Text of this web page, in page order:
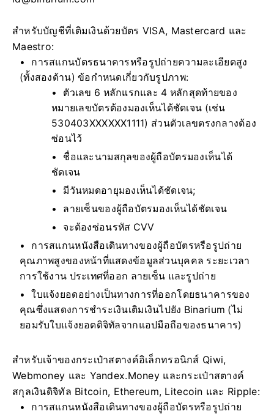
สำหรับบัญชีที่เติมเงินด้วยบัตร VISA, Mastercard และ
Maestro:
การสแกนบัตรธนาคารหรือรูปถ่ายความละเอียดสูง
(ทั้งสองด้าน) ข้อกำหนดเกี่ยวกับรูปภาพ:
ตัวเลข 6 หลักแรกและ 4 หลักสุดท้ายของ
หมายเลขบัตรต้องมองเห็นได้ชัดเจน (เช่น
530403XXXXXX1111) ส่วนตัวเลขตรงกลางต้อง
ซ่อนไว้
ชื่อและนามสกุลของผู้ถือบัตรมองเห็นได้
ชัดเจน
มีวันหมดอายุมองเห็นได้ชัดเจน;
ลายเซ็นของผู้ถือบัตรมองเห็นได้ชัดเจน
จะต้องซ่อนรหัส CVV
การสแกนหนังสือเดินทางของผู้ถือบัตรหรือรูปถ่าย
คุณภาพสูงของหน้าที่แสดงข้อมูลส่วนบุคคล ระยะเวลา
การใช้งาน ประเทศที่ออก ลายเซ็น และรูปถ่าย
ใบแจ้งยอดอย่างเป็นทางการที่ออกโดยธนาคารของ
คุณซึ่งแสดงการชำระเงินเติมเงินไปยัง Binarium (ไม่
ยอมรับใบแจ้งยอดดิจิทัลจากแอปมือถือของธนาคาร)
สำหรับเจ้าของกระเป๋าสตางค์อิเล็กทรอนิกส์ Qiwi,
Webmoney และ Yandex.Money และกระเป๋าสตางค์
สกุลเงินดิจิทัล Bitcoin, Ethereum, Litecoin และ Ripple:
การสแกนหนังสือเดินทางของผู้ถือบัตรหรือรูปถ่าย